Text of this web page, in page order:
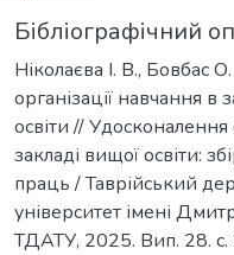
Бібліографічний
Ніколаєва І. В., Бовбас
організації навчання
освіти //
закладі вищої освіти:
праць / Таврійський
університет імені
ТДАТУ, 2025. Вип. 28.